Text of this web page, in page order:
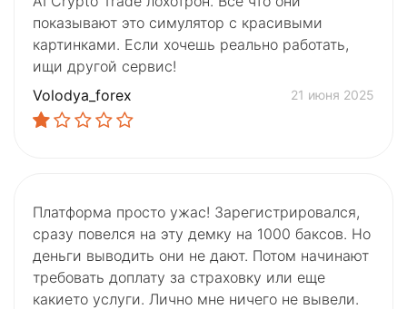
показывают это симулятор с красивыми
картинками. Если хочешь реально работать,
ищи другой сервис!
Volodya_forex
21 июня 2025
Платформа просто ужас! Зарегистрировался,
сразу повелся на эту демку на 1000 баксов. Но
деньги выводить они не дают. Потом начинают
требовать доплату за страховку или еще
какието услуги. Лично мне ничего не вывели.